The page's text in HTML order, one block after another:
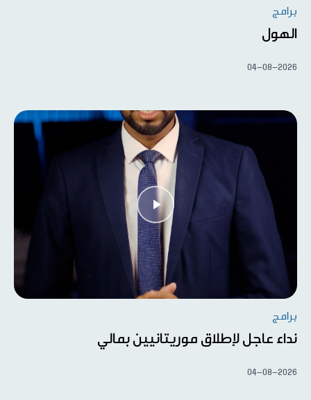
برامج
الهول
04-08-2026
برامج
نداء عاجل لإطلاق موريتانيين بمالي
04-08-2026